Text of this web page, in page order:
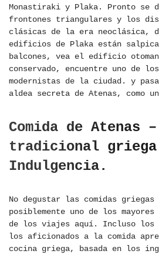
Monastiraki y Plaka. Pronto se
frontones triangulares y los
clásicas de la era neoclásica,
edificios de Plaka están
balcones, vea el edificio
conservado, encuentre uno de
modernistas de la ciudad. y
aldea secreta de Atenas, como
Comida de Atenas –
tradicional
Indulgencia.
No degustar las comidas
posiblemente uno de los
de los viajes aquí. Incluso los
los aficionados a la comida
cocina griega, basada en los